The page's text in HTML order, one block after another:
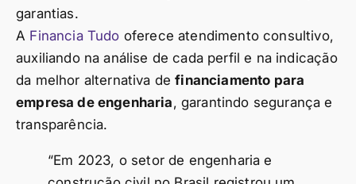
garantias.
A Financia Tudo oferece atendimento consultivo,
auxiliando na análise de cada perfil e na indicação
da melhor alternativa definanciamento para
empresa de engenharia, garantindo segurança e
transparência.
“Em 2023, o setor de engenharia e